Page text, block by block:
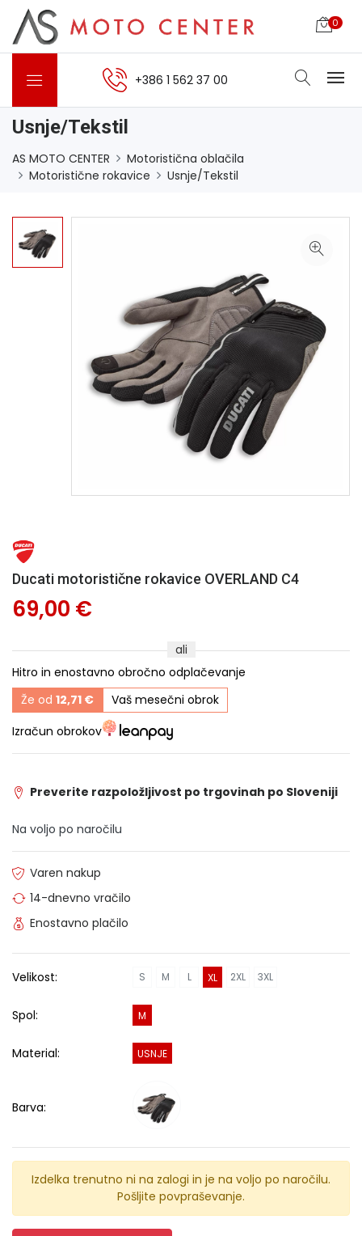
0
+386 1 562 37 00
Usnje/Tekstil
AS MOTO CENTER
Motoristična oblačila
Motoristične rokavice
Usnje/Tekstil
Ducati motoristične rokavice OVERLAND C4
69,00 €
ali
Hitro in enostavno obročno odplačevanje
Že od 12,71 €
Vaš mesečni obrok
Izračun obrokov
Preverite razpoložljivost po trgovinah po Sloveniji
Na voljo po naročilu
Varen nakup
14-dnevno vračilo
Enostavno plačilo
Velikost: S M L XL 2XL 3XL
Spol: M
Material: USNJE
Barva:
Izdelka trenutno ni na zalogi in je na voljo po naročilu.
Pošljite povpraševanje.